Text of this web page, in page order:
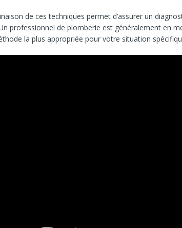
de ces techniques permet d’assurer un
professionnel de plomberie est généralement en
la plus appropriée pour votre situation